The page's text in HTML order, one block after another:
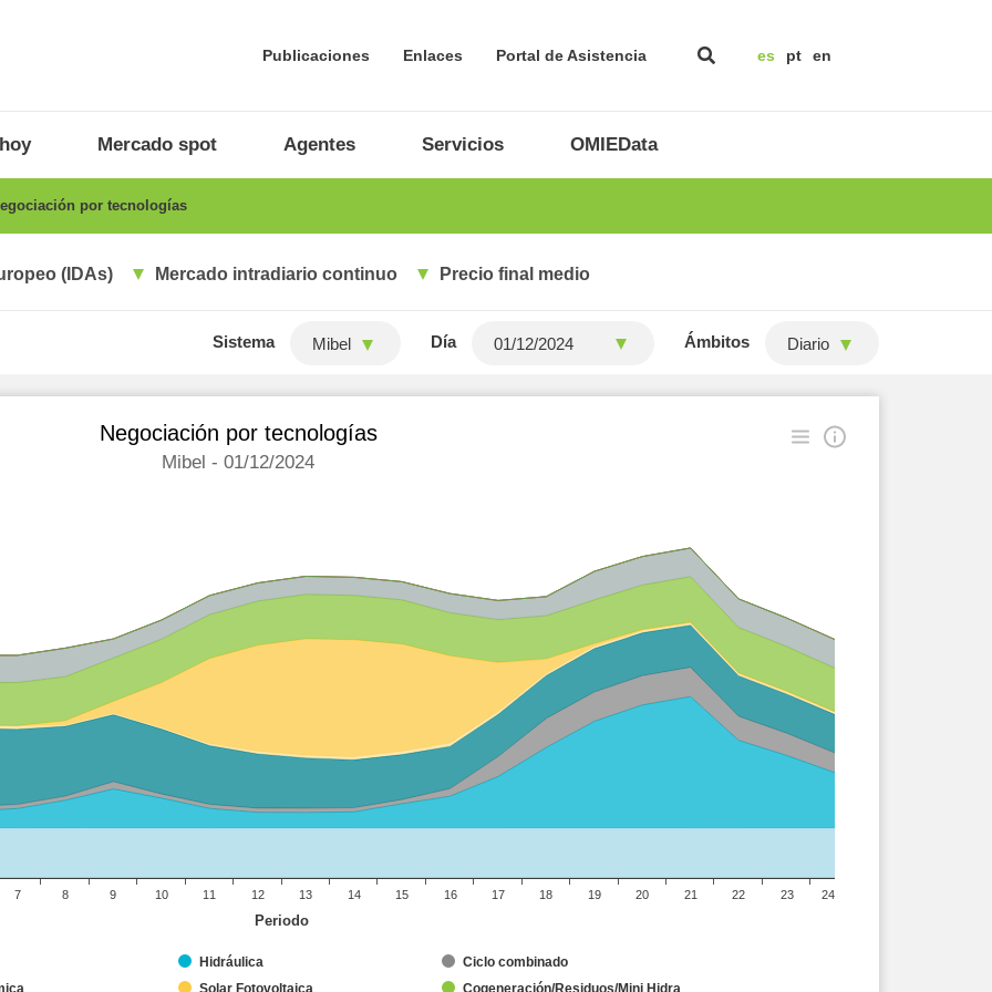
Publicaciones Enlaces Portal de Asistencia es pt en
Mercado spot Agentes Servicios OMIEData
por tecnologías
(IDAs) Mercado intradiario continuo Precio final medio
Sistema Mibel Día Ámbitos Diario
Periodo
Negociación por tecnologías
Mibel - 01/12/2024
Hidráulica
Ciclo combinado
Solar Fotovoltaica Cogeneración/Residuos/Mini Hidra
7 8 9 10 11 12 13 14 15 16 17 18 19 20 21 22 23 24